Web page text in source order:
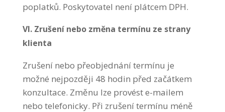
poplatků. Poskytovatel není plátcem DPH.
VI. Zrušení nebo změna termínu ze strany
klienta
Zrušení nebo přeobjednání termínu je
možné nejpozději 48 hodin před začátkem
konzultace. Změnu lze provést e-mailem
nebo telefonicky. Při zrušení termínu méně